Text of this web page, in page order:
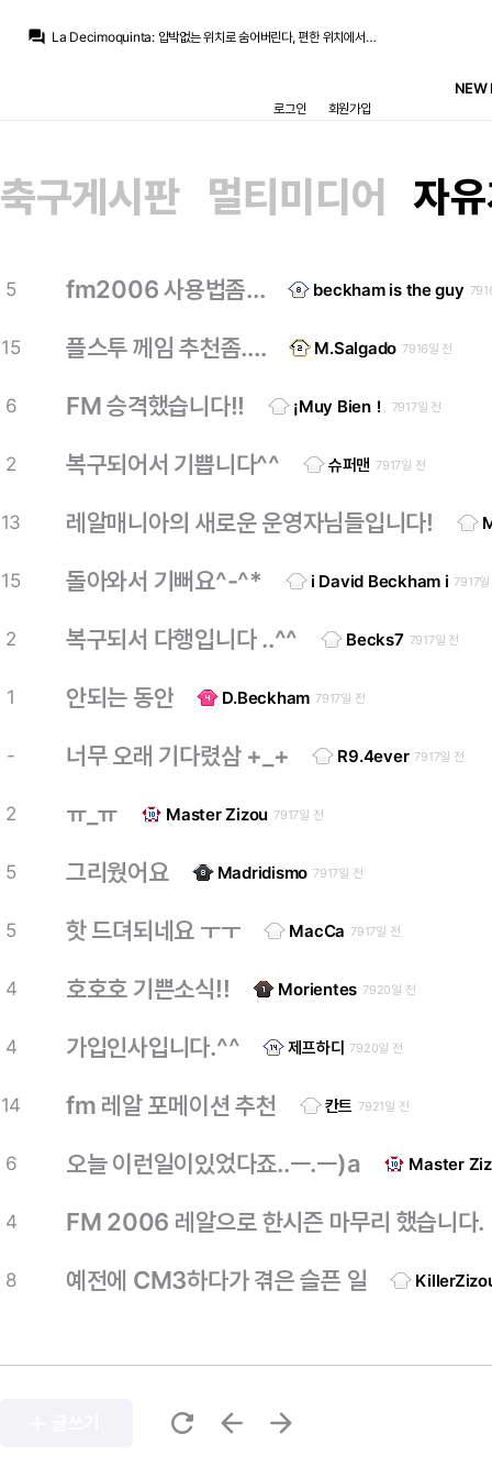
question_answer La Decimoquinta: 압박없는 위치로 숨어버린다, 편한 위치에서만 플레이한다, 의미없는 매크로 패스만 한다 등등...
m.fmkorea.com/best/10162046506
그런 와중에 윙 쪽에 큰돈 쓸 계획 중이라 센터백은 적당히 임대 쌀먹으로 하려는 느낌이더라고요
아르한:자케, 레오니가 장기 부상으로 막 돌아올 상황이고 조 고메즈가 마침 다쳐버려서 누구 하나 들어오기는 해야 한다고
닥터 둠
:브뉴데 각본가인 크리스 맥카나&에릭 소머스가 둠스데이와 시크릿 워즈도 담당하고 있다는 후문
NEW
로그인 회원가입
축구게시판 멀티미디어 자
5 fm2006 사용법좀... beckham is the guy
15 플스투 께임 추천좀.... M.Salgado 7916일 전
6 FM 승격했습니다!! ¡Muy Bien！ 7917일 전
2 복구되어서 기쁩니다^^ 슈퍼맨 7917일 전
13 레알매니아의 새로운 운영자님들입니다!
15 돌아와서 기뻐요^-^* i David Beckham i 7917일
2 복구되서 다행입니다 ..^^ Becks7 7917일 전
1 안되는 동안 D.Beckham 7917일 전
- 너무 오래 기다렸삼 +_+ R9.4ever 7917일 전
2 ㅠ_ㅠ Master Zizou 7917일 전
5 그리웠어요 Madridismo 7917일 전
5 핫 드뎌되네요 ㅜㅜ MacCa 7917일 전
4 호호호 기쁜소식!! Morientes 7920일 전
4 가입인사입니다.^^ 제프하디 7920일 전
14 fm 레알 포메이션 추천 칸트 7921일 전
6 오늘 이런일이있었다죠..ㅡ.ㅡ)a Master
4 FM 2006 레알으로 한시즌 마무리 했습니다.
8 예전에 CM3하다가 겪은 슬픈 일
refresh arrow_back arrow_forward